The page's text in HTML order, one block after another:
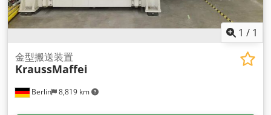
1 / 1
Berlin 8,819 km
金型搬送装置
KraussMaffei